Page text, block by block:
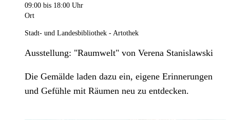
09:00 bis 18:00 Uhr
Ort
Stadt- und Landesbibliothek - Artothek
Ausstellung: "Raumwelt" von Verena Stanislawski
Die Gemälde laden dazu ein, eigene Erinnerungen
und Gefühle mit Räumen neu zu entdecken.